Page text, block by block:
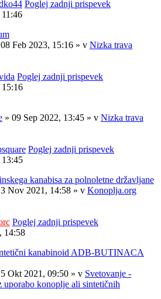
Poglej zadnji prispevek
Feb 2023, 15:16 » v Nizka trava
Poglej zadnji prispevek
» 09 Sep 2022, 13:45 » v Nizka trava
Poglej zadnji prispevek
13:45
kanabisa za polnoletne državljane
Nov 2021, 14:58 » v Konoplja.org
Poglej zadnji prispevek
14:58
kanabinoid ADB-BUTINACA
Okt 2021, 09:50 » v Svetovanje -
uporabo konoplje ali sintetičnih